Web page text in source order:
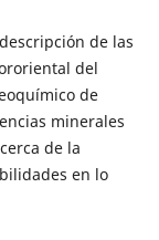
de las
del
de
minerales
de la
en lo